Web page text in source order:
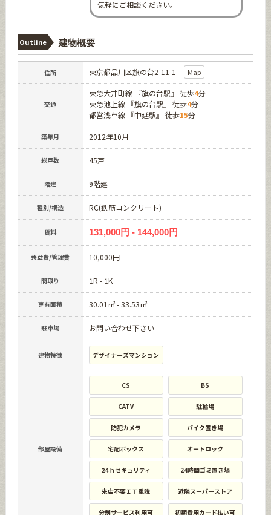
気軽にご相談ください。
Outline 建物概要
住所 東京都品川区旗の台2-11-1 Map
交通
東急大井町線『旗の台駅』 徒歩4分
東急池上線『旗の台駅』 徒歩4分
都営浅草線『中延駅』 徒歩15分
築年月 2012年10月
総戸数 45戸
階建 9階建
種別/構造 RC(鉄筋コンクリート)
賃料 131,000円 - 144,000円
共益費/管理費 10,000円
間取り 1R - 1K
専有面積 30.01㎡ - 33.53㎡
駐車場 お問い合わせ下さい
建物特徴 デザイナーズマンション
部屋設備
CS BS
CATV 駐輪場
防犯カメラ バイク置き場
宅配ボックス オートロック
24ｈセキュリティ 24時間ゴミ置き場
来店不要ＩＴ重説 近隣スーパーストア
分割サービス利用可 初期費用カード払い可